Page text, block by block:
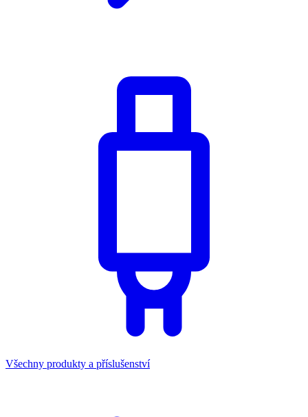
Všechny produkty a příslušenství